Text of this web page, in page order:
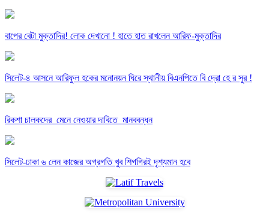
বাপের বেটা মুক্তাদির! লোক দেখানো ! হাতে হাত রাখলেন আরিফ-মুক্তাদির
সিলেট-৪ আসনে আরিফুল হকের মনোনয়ন ঘিরে স্থানীয় বিএনপিতে বি দ্রো হে র সুর !
রিকশা চালকদের মেনে নেওয়ার দাবিতে মানববন্ধন
সিলেট-ঢাকা ৬ লেন কাজের অগ্রগতি খুব শিগগিরই দৃশ্যমান হবে